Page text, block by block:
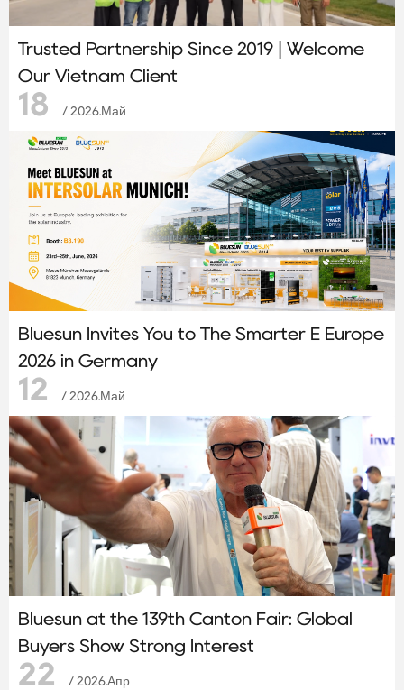
Trusted Partnership Since 2019 | Welcome
Our Vietnam Client
18 / 2026.Май
Bluesun Invites You to The Smarter E Europe
2026 in Germany
12 / 2026.Май
Bluesun at the 139th Canton Fair: Global
Buyers Show Strong Interest
22 / 2026.Апр